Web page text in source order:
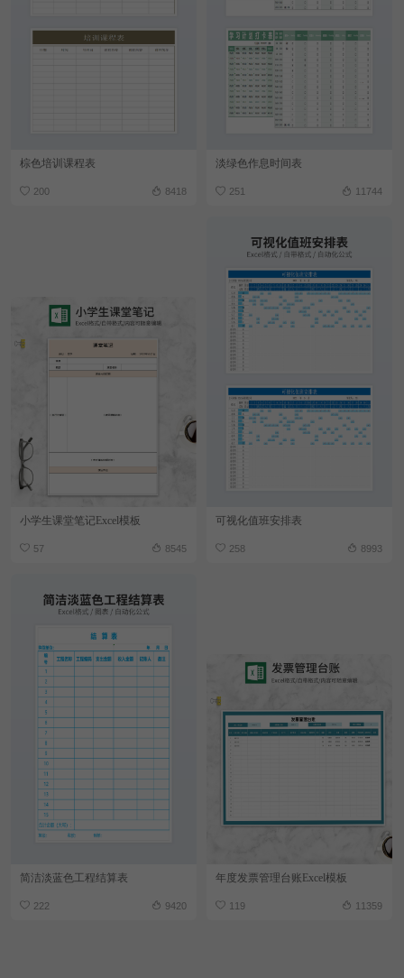
棕色培训课程表
200 8418
淡绿色作息时间表
251 11744
小学生课堂笔记Excel模板
57 8545
可视化值班安排表
258 8993
简洁淡蓝色工程结算表
222 9420
年度发票管理台账Excel模板
119 11359